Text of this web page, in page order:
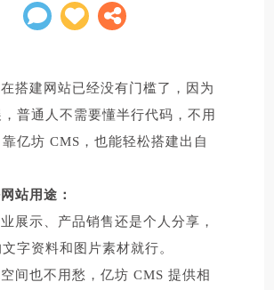
搭建网站已经没有门槛了，因为
普通人不需要懂半行代码，不用
亿坊 CMS，也能轻松搭建出自
站用途：
展示、产品销售还是个人分享，
字资料和图片素材就行。
间也不用愁，亿坊 CMS 提供相